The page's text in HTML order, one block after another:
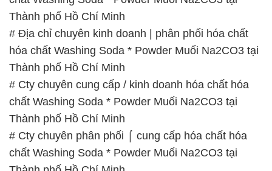
# Cty chuyên cung cấp / kinh doanh hóa chất hóa
chất Washing Soda * Powder Muối Na2CO3 tại
Thành phố Hồ Chí Minh
# Cty chuyên phân phối ⌠ cung cấp hóa chất hóa
chất Washing Soda * Powder Muối Na2CO3 tại
Thành phố Hồ Chí Minh
# Nơi chuyên phân phối ∞ cung ứng hóa chất hóa
chất Washing Soda * Powder Muối Na2CO3 tại
Thành phố Hồ Chí Minh